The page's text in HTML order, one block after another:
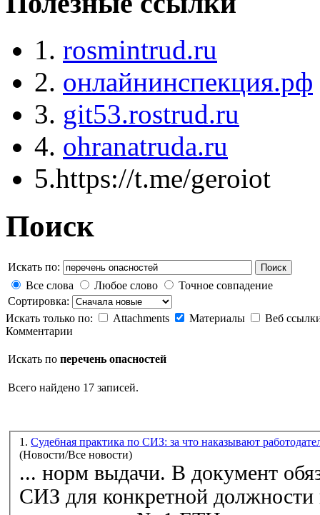
1. rosmintrud.ru
2. онлайнинспекция.рф
3. git53.rostrud.ru
4. ohranatruda.ru
5.https://t.me/geroiot
Поиск
Искать по: Поиск
Все слова Любое слово
Точное совпадение
Сортировка:
Искать только по:
Attachments Материалы
Веб
Комментарии
Искать по перечень опасностей
Всего найдено 17 записей.
1. Судебная практика по СИЗ: за что наказывают
(Новости/Все новости)
... норм выдачи. В документ
СИЗ для конкретной должности